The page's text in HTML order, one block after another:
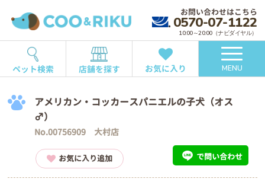
お問い合わせはこちら
0570-07-1122
10:00～20:00（ナビダイヤル）
ペット検索 店舗を探す お気に入り MENU
アメリカン・コッカースパニエルの子犬（オス
♂）
No.00756909 大村店
お気に入り追加 で問い合わせ